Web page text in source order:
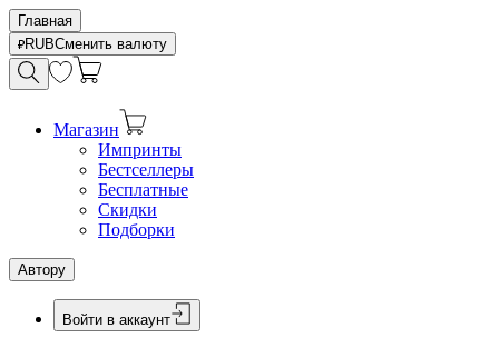
Главная
RUBСменить валюту
Магазин
Импринты
Бестселлеры
Бесплатные
Скидки
Подборки
Автору
Войти в аккаунт